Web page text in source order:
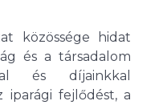
közössége hidat
és a társadalom
és díjainkkal
iparági fejlődést, a